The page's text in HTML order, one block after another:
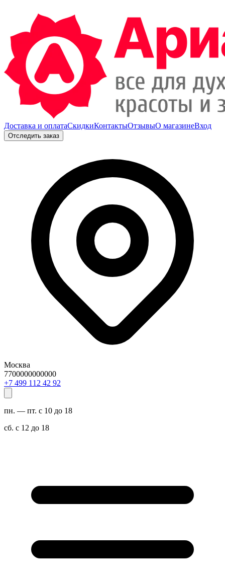
Доставка и оплатаСкидкиКонтактыОтзывыО магазинеВход
Отследить заказ
Москва
7700000000000
29 24 211 994 7+
пн. — пт. с 10 до 18
сб. с 12 до 18